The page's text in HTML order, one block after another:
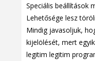
Speciális beállítások
Lehetősége lesz
Mindig javasoljuk,
kijelölését, mert
legitim legitim